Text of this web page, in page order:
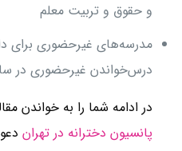
و حقوق و تربیت معلم
مدرسه‌های غیرحضوری برای
درس‌خواندن غیرحضوری در
در ادامه شما را به خواندن
پانسیون دخترانه در تهران